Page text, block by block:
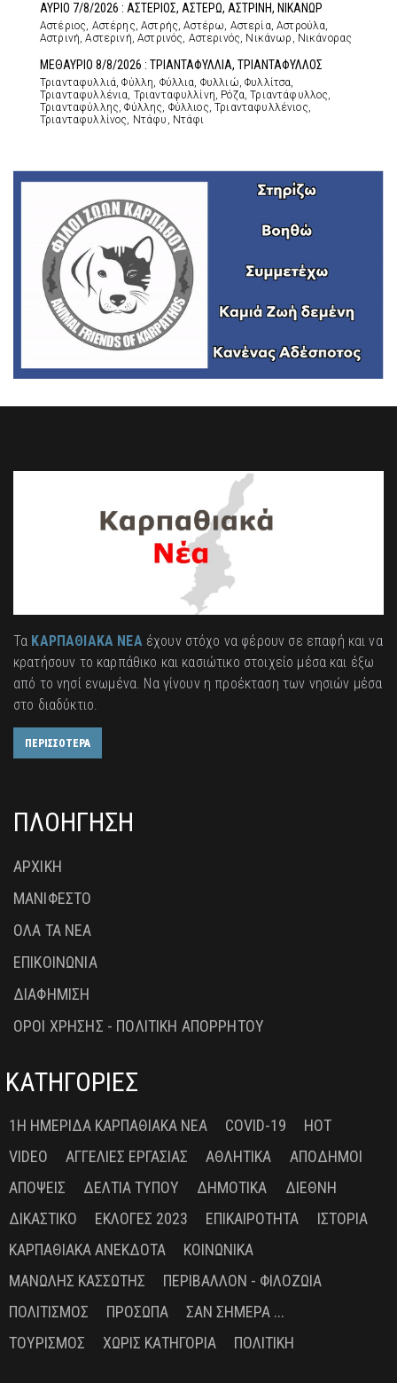
ΑΥΡΙΟ 7/8/2026 : ΑΣΤΕΡΙΟΣ, ΑΣΤΕΡΩ, ΑΣΤΡΙΝΗ, ΝΙΚΑΝΩΡ
Αστέριος, Αστέρης, Αστρής, Αστέρω, Αστερία, Αστρούλα,
Αστρινή, Αστερινή, Αστρινός, Αστερινός, Νικάνωρ, Νικάνορας
ΜΕΘΑΥΡΙΟ 8/8/2026 : ΤΡΙΑΝΤΑΦΥΛΛΙΑ, ΤΡΙΑΝΤΑΦΥΛΛΟΣ
Τριανταφυλλιά, Φύλλη, Φύλλια, Φυλλιώ, Φυλλίτσα,
Τριανταφυλλένια, Τριανταφυλλίνη, Ρόζα, Τριαντάφυλλος,
Τριανταφύλλης, Φύλλης, Φύλλιος, Τριανταφυλλένιος,
Τριανταφυλλίνος, Ντάφυ, Ντάφι
Τα ΚΑΡΠΑΘΙΑΚΑ ΝΕΑέχουν στόχο να φέρουν σε επαφή και να
κρατήσουν το καρπάθικο και κασιώτικο στοιχείο μέσα και έξω
από το νησί ενωμένα. Να γίνουν η προέκταση των νησιών μέσα
στο διαδύκτιο.
ΠΕΡΙΣΣΟΤΕΡΑ
ΠΛΟΗΓΗΣΗ
ΑΡΧΙΚΗ
ΜΑΝΙΦΕΣΤΟ
ΟΛΑ ΤΑ ΝΕΑ
ΕΠΙΚΟΙΝΩΝΙΑ
ΔΙΑΦΗΜΙΣΗ
ΟΡΟΙ ΧΡΗΣΗΣ - ΠΟΛΙΤΙΚΗ ΑΠΟΡΡΗΤΟΥ
ΚΑΤΗΓΟΡΙΕΣ
1Η ΗΜΕΡΊΔΑ ΚΑΡΠΑΘΙΑΚΆ ΝΈΑ COVID-19
HOT
VIDEO
ΑΓΓΕΛΊΕΣ ΕΡΓΑΣΊΑΣ ΑΘΛΗΤΙΚΆ
ΑΠΌΔΗΜΟΙ
ΑΠΌΨΕΙΣ
ΔΕΛΤΊΑ ΤΎΠΟΥ ΔΗΜΟΤΙΚΆ
ΔΙΕΘΝΉ
ΔΙΚΑΣΤΙΚΌ
ΕΚΛΟΓΈΣ 2023 ΕΠΙΚΑΙΡΌΤΗΤΑ
ΙΣΤΟΡΊΑ
ΚΑΡΠΑΘΙΑΚΆ ΑΝΈΚΔΟΤΑ
ΚΟΙΝΩΝΙΚΆ
ΜΑΝΏΛΗΣ ΚΑΣΣΏΤΗΣ
ΠΕΡΙΒΆΛΛΟΝ - ΦΙΛΟΖΩΊΑ
ΠΟΛΙΤΙΣΜΌΣ
ΠΡΌΣΩΠΑ
ΣΑΝ ΣΉΜΕΡΑ ...
ΤΟΥΡΙΣΜΌΣ
ΧΩΡΊΣ ΚΑΤΗΓΟΡΊΑ ΠΟΛΙΤΙΚΉ